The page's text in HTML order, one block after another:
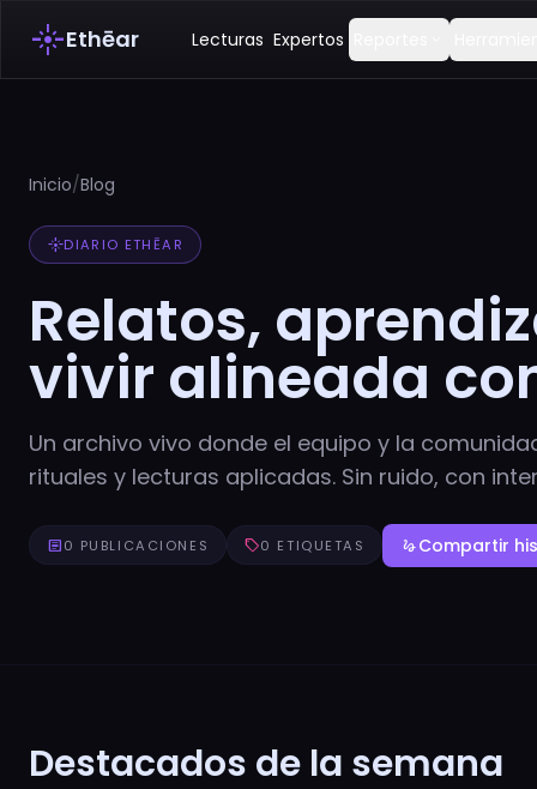
flareEthēar Lecturas Expertos
Inicio/Blog
flareDIARIO ETHĒAR
Relatos,
vivir alineada
Un archivo vivo donde el equipo y la
rituales y lecturas aplicadas. Sin ruido, con
article0 PUBLICACIONES sell0 ETIQUETAS gestureCompartir
Destacados de la semana